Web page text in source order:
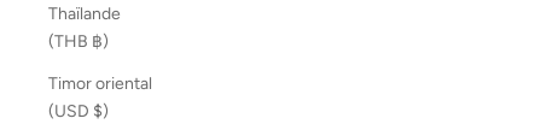
Thaïlande
(THB ฿)
Timor oriental
(USD $)